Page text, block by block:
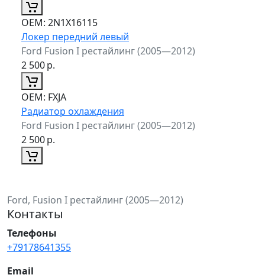
ОЕМ: 2N1X16115
Локер передний левый
Ford Fusion I рестайлинг (2005—2012)
2 500р.
ОЕМ: FXJA
Радиатор охлаждения
Ford Fusion I рестайлинг (2005—2012)
2 500р.
Ford, Fusion I рестайлинг (2005—2012)
Контакты
Телефоны
+79178641355
Email